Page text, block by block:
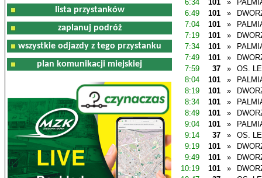
lista przystanków
zaplanuj podróż
wszystkie odjazdy z tego przystanku
plan komunikacji miejskiej
6:34
101 »
6:49
101 »
7:04
101 »
7:19
101 »
7:34
101 »
7:49
101 »
7:59
37 »
OS.
8:04
101 »
8:19
101 »
8:34
101 »
8:49
101 »
9:04
101 »
9:14
37 »
OS.
9:19
101 »
9:49
101 »
10:19
101 »